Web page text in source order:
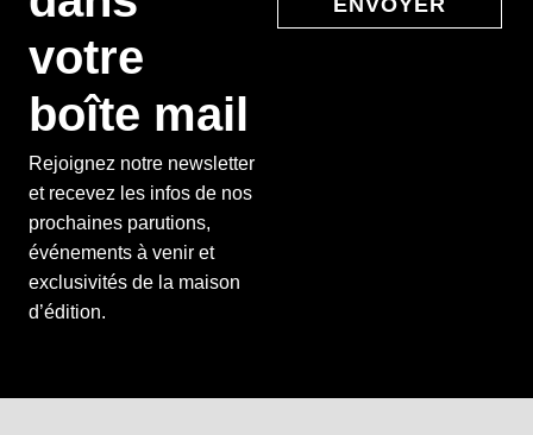
votre
boîte mail
Rejoignez notre newsletter
et recevez les infos de nos
prochaines parutions,
événements à venir et
exclusivités de la maison
d’édition.